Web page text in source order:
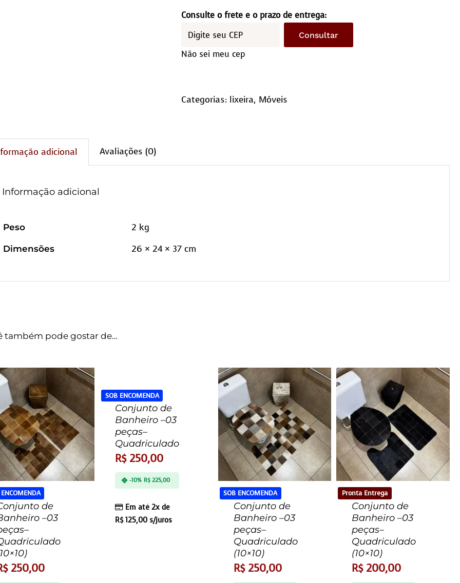
couro
e
madeira
Consulte o frete e o prazo de entrega:
Consultar
Não sei meu cep
Categorias: lixeira, Móveis
adicional Avaliações (0)
Informação adicional
Peso 2 kg
Dimensões 26 × 24 × 37 cm
também pode gostar de…
de
–03
250,00
SOB ENCOMENDA
Conjunto de
Banheiro –03
peças–
Quadriculado
R$250,00
Em até 2x de
R$125,00s/juros
-10% R$ 225,00
SOB ENCOMENDA
Conjunto de
Banheiro –03
peças–
Quadriculado
(10×10)
R$250,00
Pronta Entrega
Conjunto de
Banheiro –03
peças–
Quadriculado
(10×10)
R$200,00